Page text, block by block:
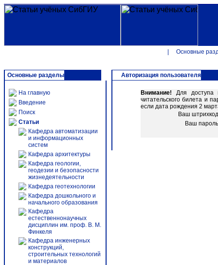
Основные
Основные разделы
На главную
Введение
Поиск
Статьи
Кафедра автоматизации
и информационных
систем
Кафедра архитектуры
Кафедра геологии,
геодезии и безопасности
жизнедеятельности
Кафедра геотехнологии
Кафедра дошкольного и
начального образования
Кафедра
естественнонаучных
дисциплин им. проф. В. М.
Финкеля
Кафедра инженерных
конструкций,
строительных технологий
и материалов
Авторизация пользователя
Внимание! Для доступа
читательского билета и
если дата рождения 2
Ваш
Ваш